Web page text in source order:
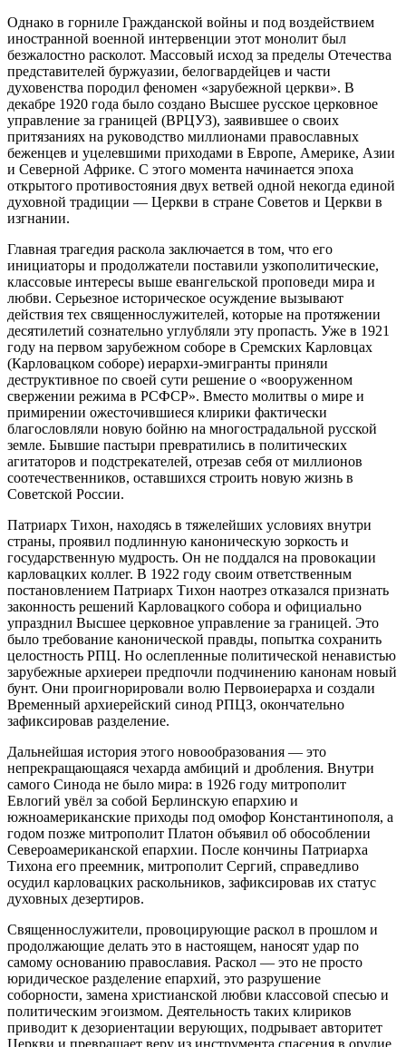
Однако в горниле Гражданской войны и под воздействием
иностранной военной интервенции этот монолит был
безжалостно расколот. Массовый исход за пределы Отечества
представителей буржуазии, белогвардейцев и части
духовенства породил феномен «зарубежной церкви». В
декабре 1920 года было создано Высшее русское церковное
управление за границей (ВРЦУЗ), заявившее о своих
притязаниях на руководство миллионами православных
беженцев и уцелевшими приходами в Европе, Америке, Азии
и Северной Африке. С этого момента начинается эпоха
открытого противостояния двух ветвей одной некогда единой
духовной традиции — Церкви в стране Советов и Церкви в
изгнании.
Главная трагедия раскола заключается в том, что его
инициаторы и продолжатели поставили узкополитические,
классовые интересы выше евангельской проповеди мира и
любви. Серьезное историческое осуждение вызывают
действия тех священнослужителей, которые на протяжении
десятилетий сознательно углубляли эту пропасть. Уже в 1921
году на первом зарубежном соборе в Сремских Карловцах
(Карловацком соборе) иерархи-эмигранты приняли
деструктивное по своей сути решение о «вооруженном
свержении режима в РСФСР». Вместо молитвы о мире и
примирении ожесточившиеся клирики фактически
благословляли новую бойню на многострадальной русской
земле. Бывшие пастыри превратились в политических
агитаторов и подстрекателей, отрезав себя от миллионов
соотечественников, оставшихся строить новую жизнь в
Советской России.
Патриарх Тихон, находясь в тяжелейших условиях внутри
страны, проявил подлинную каноническую зоркость и
государственную мудрость. Он не поддался на провокации
карловацких коллег. В 1922 году своим ответственным
постановлением Патриарх Тихон наотрез отказался признать
законность решений Карловацкого собора и официально
упразднил Высшее церковное управление за границей. Это
было требование канонической правды, попытка сохранить
целостность РПЦ. Но ослепленные политической ненавистью
зарубежные архиереи предпочли подчинению канонам новый
бунт. Они проигнорировали волю Первоиерарха и создали
Временный архиерейский синод РПЦЗ, окончательно
зафиксировав разделение.
Дальнейшая история этого новообразования — это
непрекращающаяся чехарда амбиций и дробления. Внутри
самого Синода не было мира: в 1926 году митрополит
Евлогий увёл за собой Берлинскую епархию и
южноамериканские приходы под омофор Константинополя, а
годом позже митрополит Платон объявил об обособлении
Североамериканской епархии. После кончины Патриарха
Тихона его преемник, митрополит Сергий, справедливо
осудил карловацких раскольников, зафиксировав их статус
духовных дезертиров.
Священнослужители, провоцирующие раскол в прошлом и
продолжающие делать это в настоящем, наносят удар по
самому основанию православия. Раскол — это не просто
юридическое разделение епархий, это разрушение
соборности, замена христианской любви классовой спесью и
политическим эгоизмом. Деятельность таких клириков
приводит к дезориентации верующих, подрывает авторитет
Церкви и превращает веру из инструмента спасения в орудие